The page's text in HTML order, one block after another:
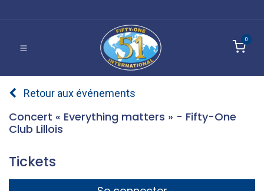
0
Retour aux événements
Concert « Everything matters » - Fifty-One
Club Lillois
Tickets